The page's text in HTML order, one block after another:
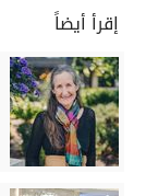
إقرأ أيضاً